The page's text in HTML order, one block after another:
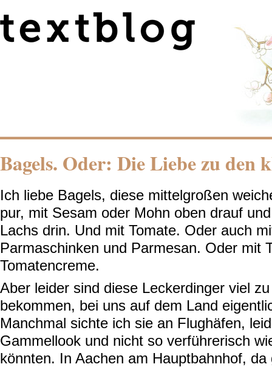
Bagels. Oder: Die Liebe zu den
Ich liebe Bagels, diese mittelgroßen
pur, mit Sesam oder Mohn oben drauf
Lachs drin. Und mit Tomate. Oder auch
Parmaschinken und Parmesan. Oder mit
Tomatencreme.
Aber leider sind diese Leckerdinger viel
bekommen, bei uns auf dem Land
Manchmal sichte ich sie an Flughäfen,
Gammellook und nicht so verführerisch
könnten. In Aachen am Hauptbahnhof,